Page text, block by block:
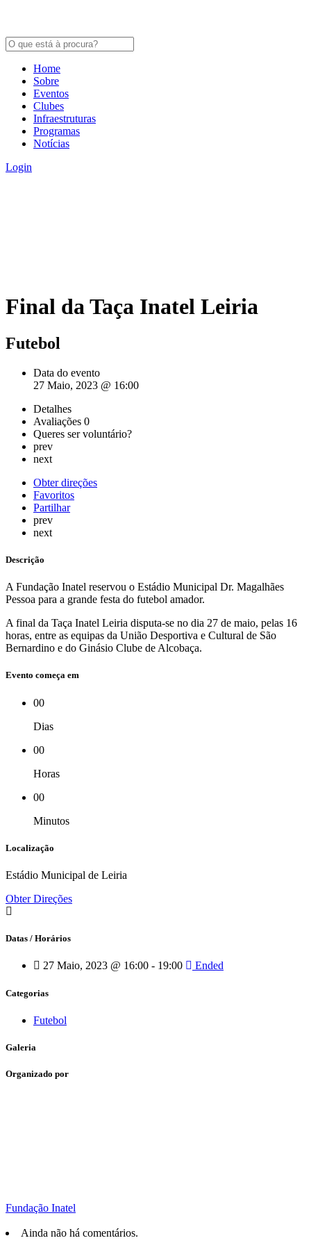
Home
Sobre
Eventos
Clubes
Infraestruturas
Programas
Notícias
Login
Final da Taça Inatel Leiria
Futebol
Data do evento
27 Maio, 2023 @ 16:00
Detalhes
Avaliações 0
Queres ser voluntário?
prev
next
Obter direções
Favoritos
Partilhar
prev
next
Descrição
A Fundação Inatel reservou o Estádio Municipal Dr. Magalhães
Pessoa para a grande festa do futebol amador.
A final da Taça Inatel Leiria disputa-se no dia 27 de maio, pelas 16
horas, entre as equipas da União Desportiva e Cultural de São
Bernardino e do Ginásio Clube de Alcobaça.
Evento começa em
00
Dias
00
Horas
00
Minutos
Localização
Estádio Municipal de Leiria
Obter Direções
Datas / Horários
27 Maio, 2023 @ 16:00 - 19:00 Ended
Categorias
Futebol
Galeria
Organizado por
Fundação Inatel
Ainda não há comentários.